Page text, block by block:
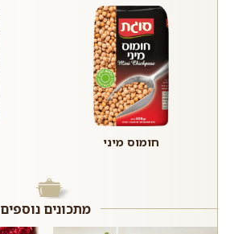
חומוס מיני
מתכונים נוספים